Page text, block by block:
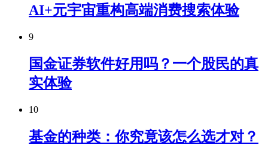
AI+元宇宙重构高端消费搜索体验
9
国金证券软件好用吗？一个股民的真
实体验
10
基金的种类：你究竟该怎么选才对？